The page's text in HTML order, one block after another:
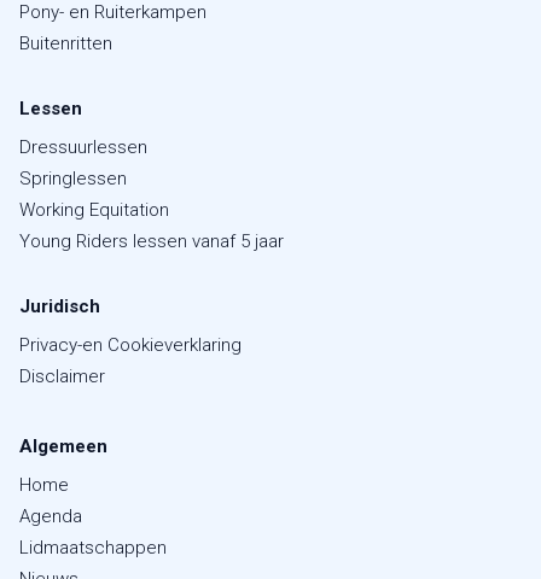
Pony- en Ruiterkampen
Buitenritten
Lessen
Dressuurlessen
Springlessen
Working Equitation
Young Riders lessen vanaf 5 jaar
Juridisch
Privacy-en Cookieverklaring
Disclaimer
Algemeen
Home
Agenda
Lidmaatschappen